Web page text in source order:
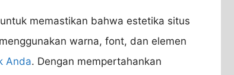
memastikan bahwa estetika situs
warna, font, dan elemen
Anda. Dengan mempertahankan